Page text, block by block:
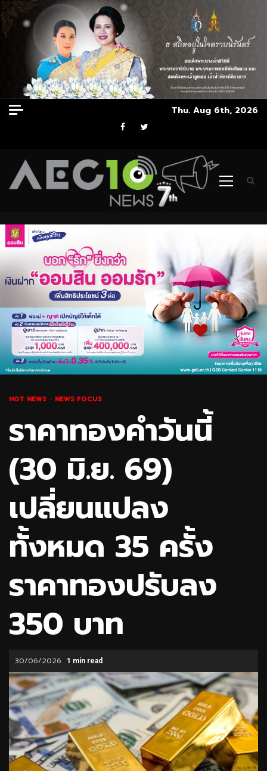
Skip
to
Thu. Aug 6th, 2026
Facebook
Twitter
Primary
HOT NEWS NEWS FOCUS
ราคาทองคำวันนี้
(30 มิ.ย. 69)
เปลี่ยนแปลง
ทั้งหมด 35 ครั้ง
ราคาทองปรับลง
350 บาท
30/06/2026 1 min read